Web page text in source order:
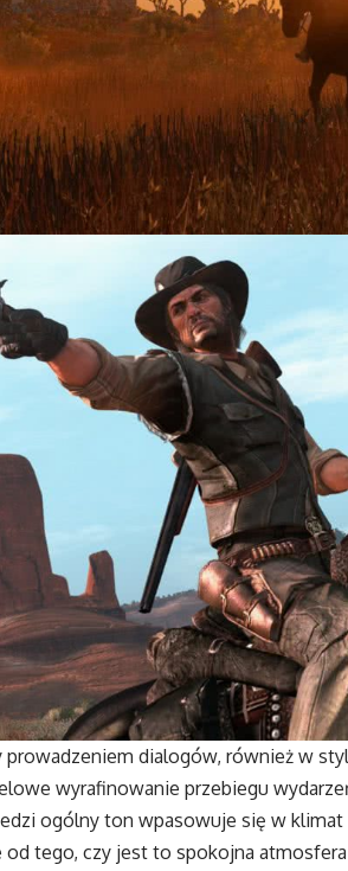
dialogów, również w
wyrafinowanie przebiegu
ogólny ton wpasowuje się w klimat
od tego, czy jest to spokojna